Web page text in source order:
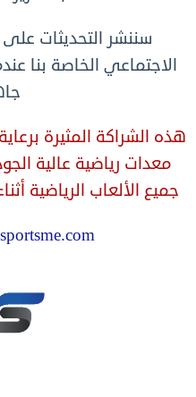
سننشر التحديثات
الاجتماعي الخاصة بنا
معدات رياضية عالية
جميع الألعاب الرياضية